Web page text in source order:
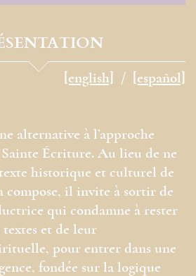
[english] [español]
alternative à l’approche
Écriture. Au lieu de ne
historique et culturel de
compose, il invite à sortir de
qui condamne à rester
et de leur
pour entrer dans une
fondée sur la logique